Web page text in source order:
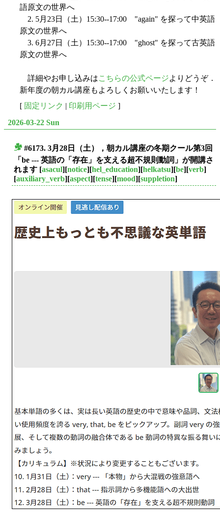
語原文の世界へ
2. 5月23日（土）15:30--17:00 "again" を探って中英語
原文の世界へ
3. 6月27日（土）15:30--17:00 "ghost" を探って古英語
原文の世界へ
詳細やお申し込みはこちらの公式ページよりどうぞ．
新年度の朝カル講座もよろしくお願いいたします！
[ 固定リンク | 印刷用ページ ]
2026-03-22 Sun
#6173. 3月28日（土），朝カル講座の冬期クール第3回
「be --- 英語の「存在」を支える超不規則動詞」が開講さ
れます [asacul][notice][hel_education][helkatsu][be][verb]
[auxiliary_verb][aspect][tense][mood][suppletion]